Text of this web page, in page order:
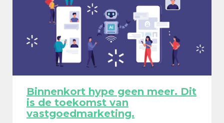
Binnenkort hype geen meer. Dit
is de toekomst van
vastgoedmarketing.